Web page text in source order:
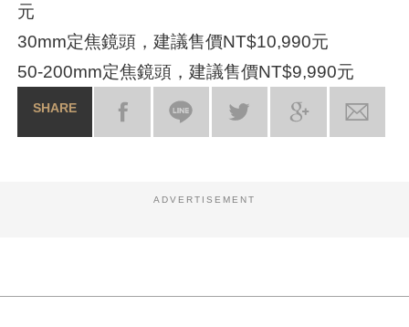
元
30mm定焦鏡頭，建議售價NT$10,990元
50-200mm定焦鏡頭，建議售價NT$9,990元
SHARE
ADVERTISEMENT